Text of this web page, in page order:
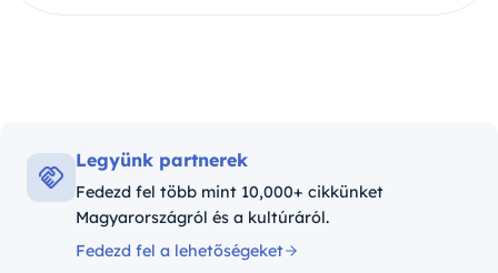
Legyünk partnerek
Fedezd fel több mint 10,000+ cikkünket
Magyarországról és a kultúráról.
Fedezd fel a lehetőségeket